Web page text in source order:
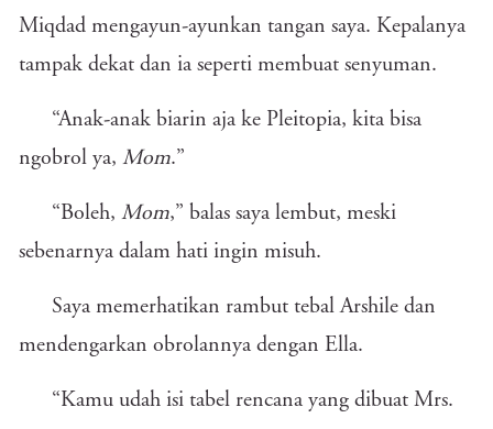
Miqdad mengayun-ayunkan tangan saya. Kepalanya
tampak dekat dan ia seperti membuat senyuman.
“Anak-anak biarin aja ke Pleitopia, kita bisa
ngobrol ya, Mom.”
“Boleh, Mom,” balas saya lembut, meski
sebenarnya dalam hati ingin misuh.
Saya memerhatikan rambut tebal Arshile dan
mendengarkan obrolannya dengan Ella.
“Kamu udah isi tabel rencana yang dibuat Mrs.